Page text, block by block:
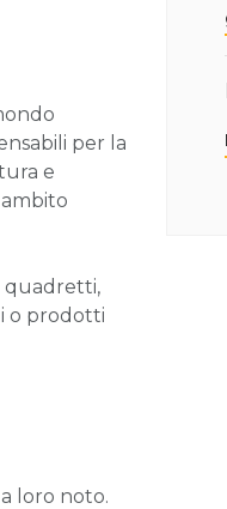
per la
e
quadretti,
o prodotti
loro noto.